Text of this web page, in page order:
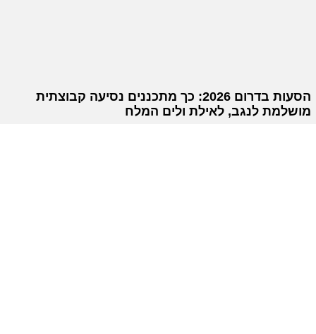
הסעות בדרום 2026: כך מתכננים נסיעה קבוצתית
מושלמת לנגב, לאילת ולים המלח